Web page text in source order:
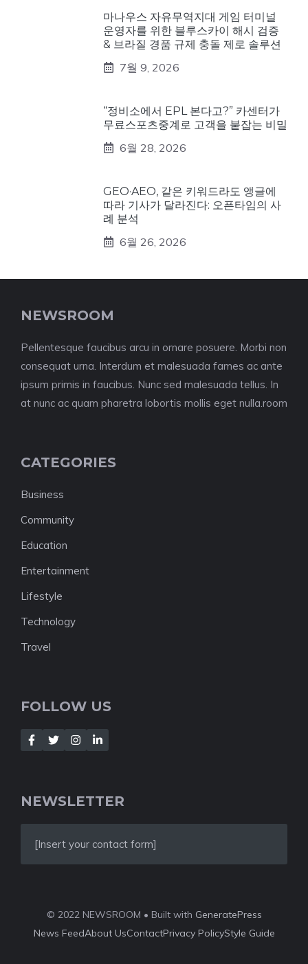
마나우스 자유무역지대 게임 터미널
운영자를 위한 블루스카이 해시 검증
& 브라질 경품 규제 충돌 제로 솔루션
7월 9, 2026
“정비소에서 EPL 본다고?” 카센터가
무료스포츠중계로 고객을 붙잡는 비밀
6월 28, 2026
GEO·AEO, 같은 키워드라도 앵글에
따라 기사가 달라진다: 오픈타임의 사
례 분석
6월 26, 2026
NEWSROOM
Pellentesque faucibus arcu in ornare posuere. Morbi non
consequat urna. Interdum et malesuada fames ac ante
ipsum primis in faucibus. Nunc sed malesuada tellus. In
at nunc ac quam pharetra lobortis mollis eget nulla.room
CATEGORIES
Business
Community
Education
Entertainment
Lifestyle
Technology
Travel
FOLLOW US
NEWSLETTER
[Insert your contact form]
© 2022 NEWSROOM • Built with GeneratePress
News FeedAbout UsContactPrivacy PolicyStyle Guide